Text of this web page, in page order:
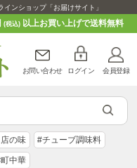
ンショップ「お届けサイト」
(税込)以上お買い上げで送料無料
お問い合わせ ログイン 会員登録
の味 #チューブ調味料
中華